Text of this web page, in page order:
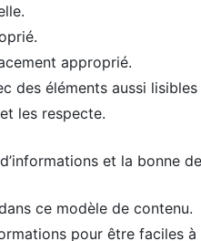
approprié.
des éléments aussi
les respecte.
et la bonne
ce modèle de contenu.
pour être faciles